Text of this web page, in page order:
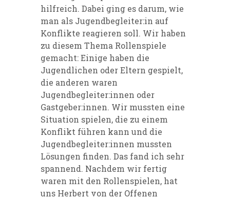
hilfreich. Dabei ging es darum, wie
man als Jugendbegleiter:in auf
Konflikte reagieren soll. Wir haben
zu diesem Thema Rollenspiele
gemacht: Einige haben die
Jugendlichen oder Eltern gespielt,
die anderen waren
Jugendbegleiter:innen oder
Gastgeber:innen. Wir mussten eine
Situation spielen, die zu einem
Konflikt führen kann und die
Jugendbegleiter:innen mussten
Lösungen finden. Das fand ich sehr
spannend. Nachdem wir fertig
waren mit den Rollenspielen, hat
uns Herbert von der Offenen